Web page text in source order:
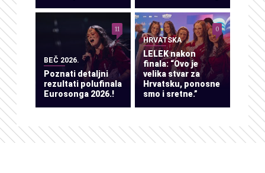
BEČ 2026.
Poznati detaljni
rezultati polufinala
Eurosonga 2026.!
11
HRVATSKA
LELEK nakon
finala: “Ovo je
velika stvar za
Hrvatsku, ponosne
smo i sretne.”
0